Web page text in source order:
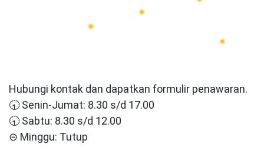
Hubungi kontak dan dapatkan formulir penawaran.
🕣 Senin-Jumat: 8.30 s/d 17.00
🕣 Sabtu: 8.30 s/d 12.00
⊝ Minggu: Tutup